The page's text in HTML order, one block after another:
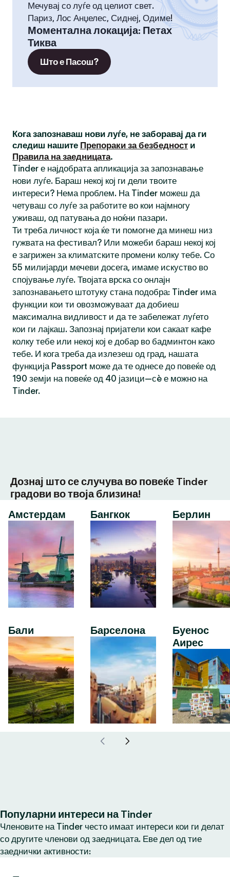
Мечувај со луѓе од целиот свет.
Париз, Лос Анџелес, Сиднеј, Одиме!
Моментална локација: Петах
Тиква
Што е Пасош?
Кога запознаваш нови луѓе, не заборавај да ги
следиш нашите Препораки за безбедност и
Правила на заедницата.
Tinder е најдобрата апликација за запознавање
нови луѓе. Бараш некој кој ги дели твоите
интереси? Нема проблем. На Tinder можеш да
четуваш со луѓе за работите во кои најмногу
уживаш, од патувања до ноќни пазари.
Ти треба личност која ќе ти помогне да минеш низ
гужвата на фестивал? Или можеби бараш некој кој
е загрижен за климатските промени колку тебе. Со
55 милијарди мечеви досега, имаме искуство во
спојување луѓе. Твојата врска со онлајн
запознавањето штотуку стана подобра: Tinder има
функции кои ти овозможуваат да добиеш
максимална видливост и да те забележат луѓето
кои ги лајкаш. Запознај пријатели кои сакаат кафе
колку тебе или некој кој е добар во бадминтон како
тебе. И кога треба да излезеш од град, нашата
функција Passport може да те однесе до повеќе од
190 земји на повеќе од 40 јазици—сè е можно на
Tinder.
Дознај што се случува во повеќе Tinder
градови во твоја близина!
Амстердам
Бали
Бангкок
Барселона
Берлин
Буенос
Аирес
Популарни интереси на Tinder
Членовите на Tinder често имаат интереси кои ги делат
со другите членови од заедницата. Еве дел од тие
заеднички активности: